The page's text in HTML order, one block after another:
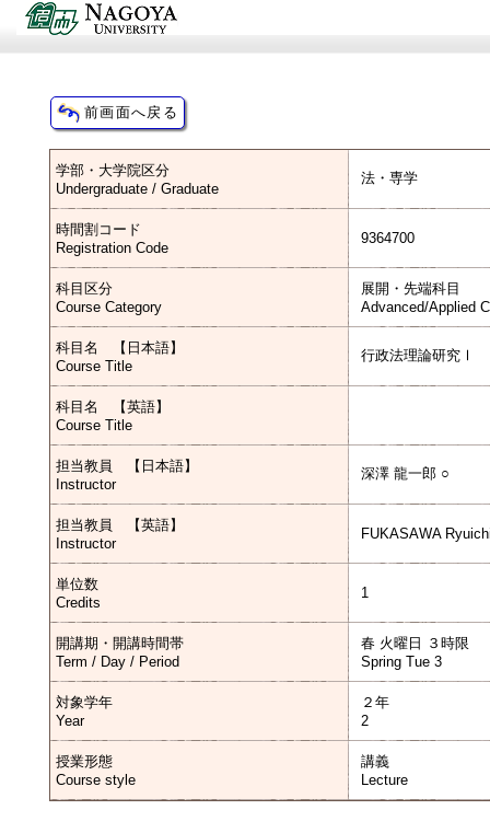
学部・大学院区分
Undergraduate / Graduate
法・専学
時間割コード
Registration Code
9364700
科目区分
Course Category
展開・先端科目
Advanced/Applied
科目名 【日本語】
Course Title
行政法理論研究Ⅰ
科目名 【英語】
Course Title
担当教員 【日本語】
Instructor
深澤 龍一郎 ○
担当教員 【英語】
Instructor
FUKASAWA
単位数
Credits
1
開講期・開講時間帯
Term / Day / Period
春 火曜日 ３時限
Spring Tue 3
対象学年
Year
２年
2
授業形態
Course style
講義
Lecture